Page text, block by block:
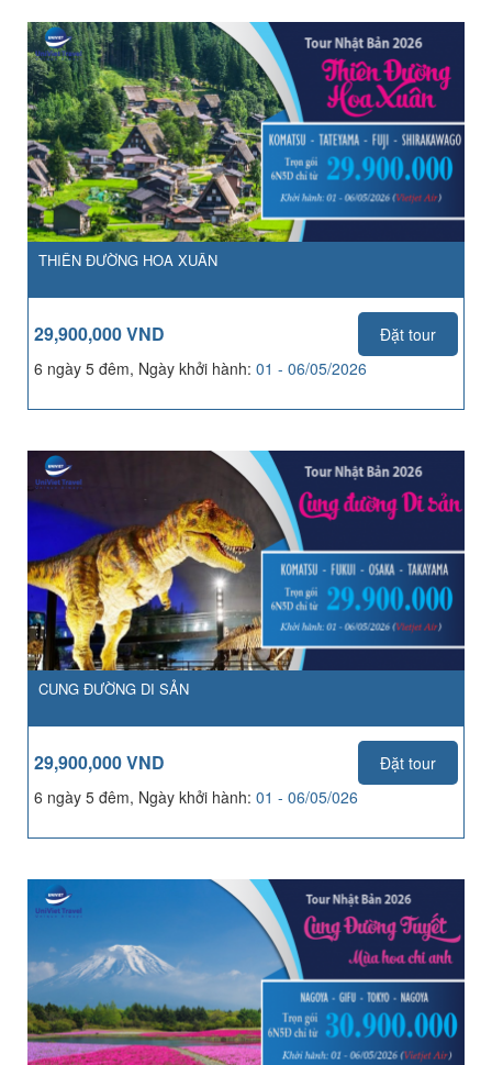
THIÊN ĐƯỜNG HOA XUÂN
29,900,000 VND
Đặt tour
6 ngày 5 đêm, Ngày khởi hành: 01 - 06/05/2026
CUNG ĐƯỜNG DI SẢN
29,900,000 VND
Đặt tour
6 ngày 5 đêm, Ngày khởi hành: 01 - 06/05/026